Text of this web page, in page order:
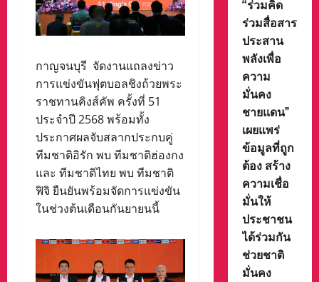
กาญจนบุรี จัดงานแถลงข่าว
การแข่งขันฟุตบอลชิงถ้วยพระ
ราชทานคิงส์คัพ ครั้งที่ 51
ประจำปี 2568 พร้อมทั้ง
ประกาศผลจับสลากประกบคู่
ทีมชาติอิรัก พบ ทีมชาติฮ่องกง
และ ทีมชาติไทย พบ ทีมชาติ
ฟิจิ ยืนยันพร้อมจัดการแข่งขัน
ในช่วงต้นเดือนกันยายนนี้
“ร่วมคิด
ร่วมสื่อสาร
ประสาน
พลังเพื่อ
ความ
มั่นคง
ชายแดน”
เผยแพร่
ข้อมูลที่ถูก
ต้อง สร้าง
ความเชื่อ
มั่นให้
ประชาชน
ได้ร่วมกัน
ช่วยชาติ
มั่นคง